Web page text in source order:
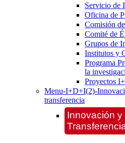
Servicio de
Oficina de
Comisión
Comité de
Grupos de
Institutos y
Programa
la
Proyectos
Menu-I+D+I(2)-
transferencia
Innovación y